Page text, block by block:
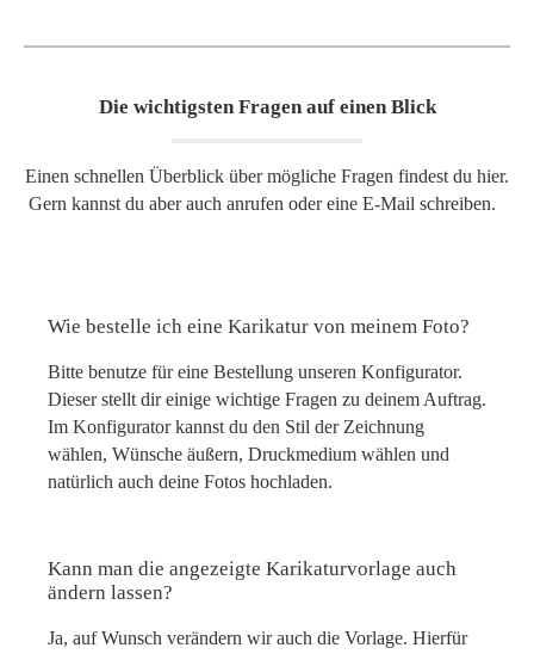
Die wichtigsten Fragen auf einen Blick
Einen schnellen Überblick über mögliche Fragen findest du hier.
Gern kannst du aber auch anrufen oder eine E-Mail schreiben.
Wie bestelle ich eine Karikatur von meinem Foto?
Bitte benutze für eine Bestellung unseren Konfigurator.
Dieser stellt dir einige wichtige Fragen zu deinem Auftrag.
Im Konfigurator kannst du den Stil der Zeichnung
wählen, Wünsche äußern, Druckmedium wählen und
natürlich auch deine Fotos hochladen.
Kann man die angezeigte Karikaturvorlage auch
ändern lassen?
Ja, auf Wunsch verändern wir auch die Vorlage. Hierfür